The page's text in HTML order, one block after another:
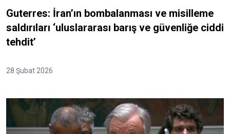
Guterres: İran’ın bombalanması ve misilleme
saldırıları ‘uluslararası barış ve güvenliğe ciddi
tehdit’
28 Şubat 2026